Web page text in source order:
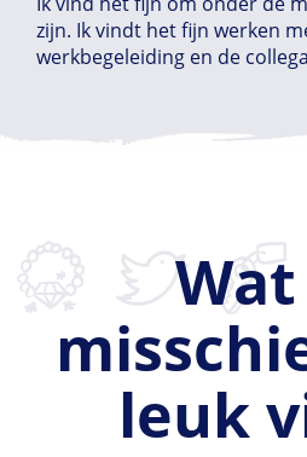
zijn. Ik vindt het fijn werken
werkbegeleiding en de
leuk